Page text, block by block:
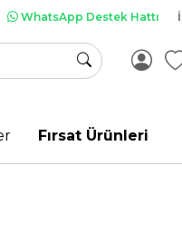
WhatsApp Destek Hattı
Fırsat Ürünleri